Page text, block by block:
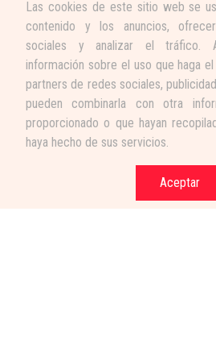
Las cookies de este sitio web se
contenido y los anuncios,
sociales y analizar el tráfico.
información sobre el uso que haga
partners de redes sociales,
pueden combinarla con otra
proporcionado o que hayan
haya hecho de sus servicios.
Aceptar